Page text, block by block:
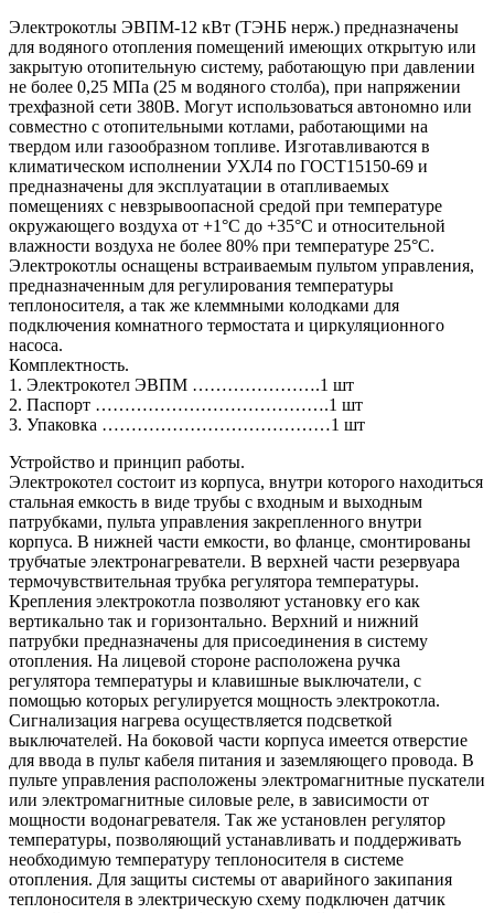
Электрокотлы ЭВПМ-12 кВт (ТЭНБ нерж.) предназначены
для водяного отопления помещений имеющих открытую или
закрытую отопительную систему, работающую при давлении
не более 0,25 МПа (25 м водяного столба), при напряжении
трехфазной сети 380В. Могут использоваться автономно или
совместно с отопительными котлами, работающими на
твердом или газообразном топливе. Изготавливаются в
климатическом исполнении УХЛ4 по ГОСТ15150-69 и
предназначены для эксплуатации в отапливаемых
помещениях с невзрывоопасной средой при температуре
окружающего воздуха от +1°С до +35°С и относительной
влажности воздуха не более 80% при температуре 25°С.
Электрокотлы оснащены встраиваемым пультом управления,
предназначенным для регулирования температуры
теплоносителя, а так же клеммными колодками для
подключения комнатного термостата и циркуляционного
насоса.
Комплектность.
1. Электрокотел ЭВПМ ………………….1 шт
2. Паспорт ………………………………….1 шт
3. Упаковка …………………………………1 шт
Устройство и принцип работы.
Электрокотел состоит из корпуса, внутри которого находиться
стальная емкость в виде трубы с входным и выходным
патрубками, пульта управления закрепленного внутри
корпуса. В нижней части емкости, во фланце, смонтированы
трубчатые электронагреватели. В верхней части резервуара
термочувствительная трубка регулятора температуры.
Крепления электрокотла позволяют установку его как
вертикально так и горизонтально. Верхний и нижний
патрубки предназначены для присоединения в систему
отопления. На лицевой стороне расположена ручка
регулятора температуры и клавишные выключатели, с
помощью которых регулируется мощность электрокотла.
Сигнализация нагрева осуществляется подсветкой
выключателей. На боковой части корпуса имеется отверстие
для ввода в пульт кабеля питания и заземляющего провода. В
пульте управления расположены электромагнитные пускатели
или электромагнитные силовые реле, в зависимости от
мощности водонагревателя. Так же установлен регулятор
температуры, позволяющий устанавливать и поддерживать
необходимую температуру теплоносителя в системе
отопления. Для защиты системы от аварийного закипания
теплоносителя в электрическую схему подключен датчик